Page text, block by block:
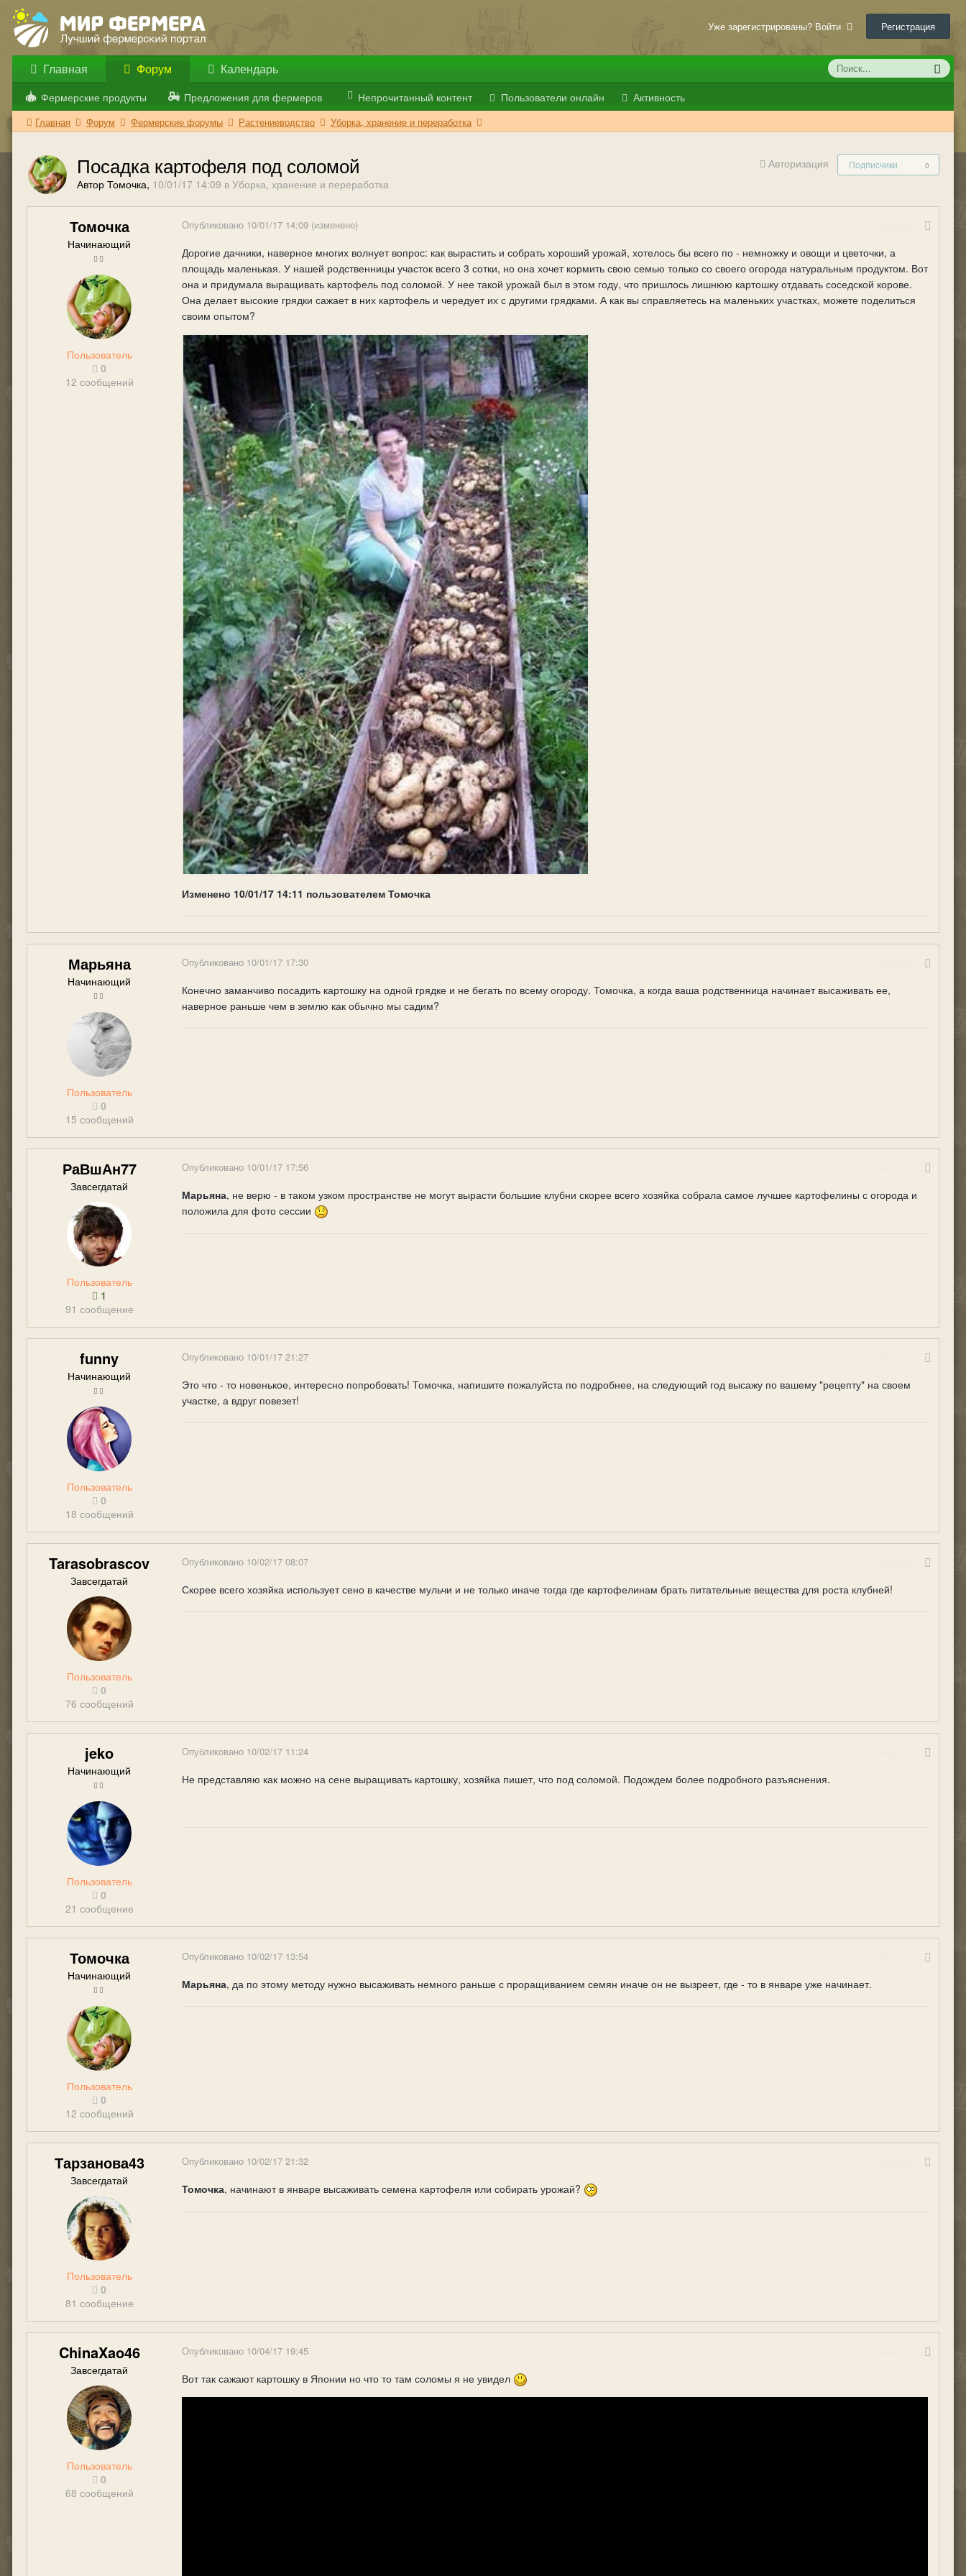
Уже зарегистрированы? Войти Регистрация
Главная Форум
Фермерские продукты Предложения для фермеров Непрочитанный контент Пользователи онлайн Активность
Календарь
Главная Форум Фермерские форумы Растениеводство Уборка, хранение и переработка
Авторизация Подписчики 0
Посадка картофеля под соломой
Автор Томочка, 10/01/17 14:09 в Уборка, хранение и переработка
Томочка
Начинающий
Пользователь
0
12 сообщений
Опубликовано 10/01/17 14:09 (изменено)
Дорогие дачники, наверное многих волнует вопрос: как вырастить и собрать хороший урожай, хотелось бы всего по - немножку и овощи и цветочки, а
площадь маленькая. У нашей родственницы участок всего 3 сотки, но она хочет кормить свою семью только со своего огорода натуральным продуктом. Вот
она и придумала выращивать картофель под соломой. У нее такой урожай был в этом году, что пришлось лишнюю картошку отдавать соседской корове.
Она делает высокие грядки сажает в них картофель и чередует их с другими грядками. А как вы справляетесь на маленьких участках, можете поделиться
своим опытом?
Изменено 10/01/17 14:11 пользователем Томочка
Марьяна
Начинающий
Пользователь
0
15 сообщений
Опубликовано 10/01/17 17:30
Конечно заманчиво посадить картошку на одной грядке и не бегать по всему огороду. Томочка, а когда ваша родственница начинает высаживать ее,
наверное раньше чем в землю как обычно мы садим?
РаВшАн77
Завсегдатай
Пользователь
1
91 сообщение
Опубликовано 10/01/17 17:56
Марьяна, не верю - в таком узком пространстве не могут вырасти большие клубни скорее всего хозяйка собрала самое лучшее картофелины с огорода и
положила для фото сессии
funny
Начинающий
Пользователь
0
18 сообщений
Опубликовано 10/01/17 21:27
Это что - то новенькое, интересно попробовать! Томочка, напишите пожалуйста по подробнее, на следующий год высажу по вашему "рецепту" на своем
участке, а вдруг повезет!
Tarasobrascov
Завсегдатай
Пользователь
0
76 сообщений
Опубликовано 10/02/17 08:07
Скорее всего хозяйка использует сено в качестве мульчи и не только иначе тогда где картофелинам брать питательные вещества для роста клубней!
jeko
Начинающий
Пользователь
0
21 сообщение
Опубликовано 10/02/17 11:24
Не представляю как можно на сене выращивать картошку, хозяйка пишет, что под соломой. Подождем более подробного разъяснения.
Томочка
Начинающий
Пользователь
0
12 сообщений
Опубликовано 10/02/17 13:54
Марьяна, да по этому методу нужно высаживать немного раньше с проращиванием семян иначе он не вызреет, где - то в январе уже начинает.
Тарзанова43
Завсегдатай
Пользователь
0
81 сообщение
Опубликовано 10/02/17 21:32
Томочка, начинают в январе высаживать семена картофеля или собирать урожай?
ChinaXao46
Завсегдатай
Пользователь
0
68 сообщений
Опубликовано 10/04/17 19:45
Вот так сажают картошку в Японии но что то там соломы я не увидел